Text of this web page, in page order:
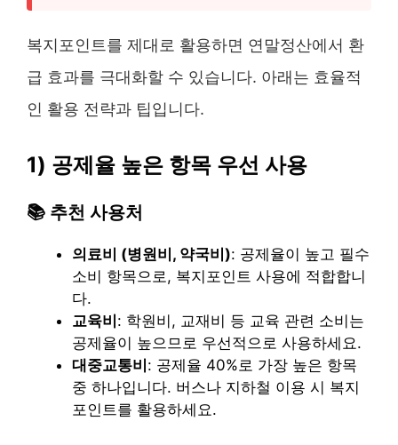
복지포인트를 제대로 활용하면 연말정산에서 환
급 효과를 극대화할 수 있습니다. 아래는 효율적
인 활용 전략과 팁입니다.
1) 공제율 높은 항목 우선 사용
📚 추천 사용처
의료비 (병원비, 약국비): 공제율이 높고 필수
소비 항목으로, 복지포인트 사용에 적합합니
다.
교육비: 학원비, 교재비 등 교육 관련 소비는
공제율이 높으므로 우선적으로 사용하세요.
대중교통비: 공제율 40%로 가장 높은 항목
중 하나입니다. 버스나 지하철 이용 시 복지
포인트를 활용하세요.